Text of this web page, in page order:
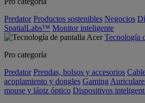
Predator Productos sostenibles Negocios
SpatialLabs™ Monitor inteligente
Tecnología
Pro categoría
Predator Prendas, bolsos y accesorios
acoplamiento y dongles Gaming
mouse y lápiz óptico Dispositivos